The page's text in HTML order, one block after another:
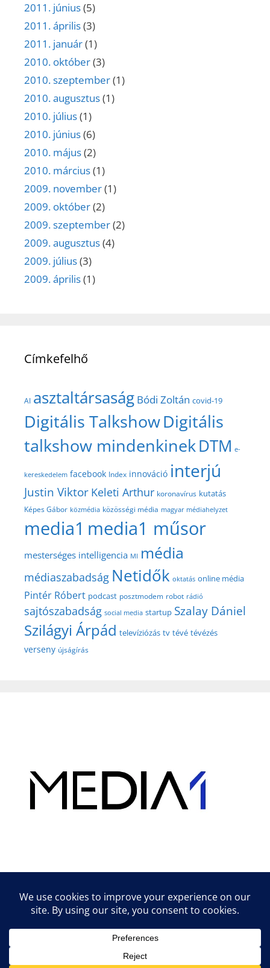
2011. június(5)
2011. április(3)
2011. január(1)
2010. október(3)
2010. szeptember(1)
2010. augusztus(1)
2010. július(1)
2010. június(6)
2010. május(2)
2010. március(1)
2009. november(1)
2009. október(2)
2009. szeptember(2)
2009. augusztus(4)
2009. július(3)
2009. április(1)
Címkefelhő
AI asztaltársaság Bódi Zoltán covid-19
Digitális TalkshowDigitális
talkshow mindenkinekDTM e-
kereskedelem facebook Index innováció interjú
Justin Viktor Keleti Arthur koronavírus kutatás
Képes Gábor közmédia közösségi média magyar médiahelyzet
media1 media1 műsor
mesterséges intelligencia MI média
médiaszabadság Netidők oktatás online média
Pintér Róbert podcast posztmodem robot rádió
sajtószabadság social media startup Szalay Dániel
Szilágyi Árpád televíziózás tv tévé tévézés
verseny újságírás
Lifestyle tippek & trükkök